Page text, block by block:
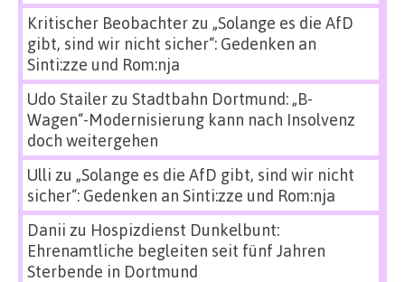
Kritischer Beobachterzu „Solange es die AfD
gibt, sind wir nicht sicher“: Gedenken an
Sinti:zze und Rom:nja
Udo Stailerzu Stadtbahn Dortmund: „B-
Wagen“-Modernisierung kann nach Insolvenz
doch weitergehen
Ulli zu „Solange es die AfD gibt, sind wir nicht
sicher“: Gedenken an Sinti:zze und Rom:nja
Danii zu Hospizdienst Dunkelbunt:
Ehrenamtliche begleiten seit fünf Jahren
Sterbende in Dortmund